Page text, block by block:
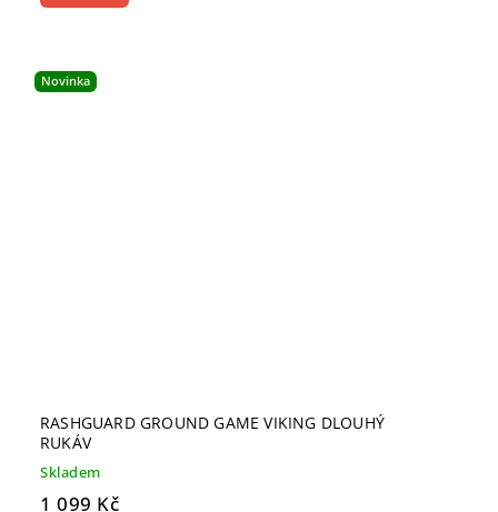
Novinka
RASHGUARD GROUND GAME VIKING DLOUHÝ
RUKÁV
Skladem
1 099 Kč